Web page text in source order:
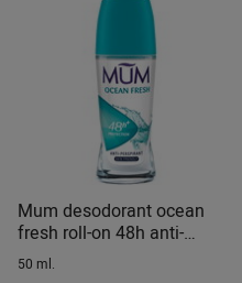
Mum desodorant ocean
fresh roll-on 48h anti-
perspirant +50%
50 ml.